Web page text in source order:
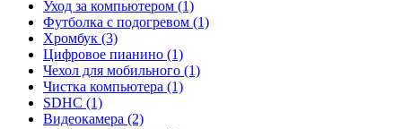
Уход за компьютером (1)
Футболка с подогревом (1)
Хромбук (3)
Цифровое пианино (1)
Чехол для мобильного (1)
Чистка компьютера (1)
SDHC (1)
Видеокамера (2)